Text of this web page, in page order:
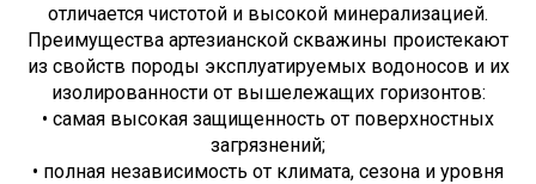
отличается чистотой и высокой минерализацией.
Преимущества артезианской скважины проистекают
из свойств породы эксплуатируемых водоносов и их
изолированности от вышележащих горизонтов:
• самая высокая защищенность от поверхностных
загрязнений;
• полная независимость от климата, сезона и уровня